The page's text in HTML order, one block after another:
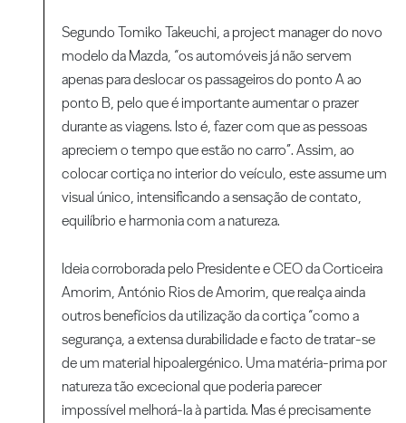
Segundo Tomiko Takeuchi, a project manager do novo
modelo da Mazda, “os automóveis já não servem
apenas para deslocar os passageiros do ponto A ao
ponto B, pelo que é importante aumentar o prazer
durante as viagens. Isto é, fazer com que as pessoas
apreciem o tempo que estão no carro”. Assim, ao
colocar cortiça no interior do veículo, este assume um
visual único, intensificando a sensação de contato,
equilíbrio e harmonia com a natureza.
Ideia corroborada pelo Presidente e CEO da Corticeira
Amorim, António Rios de Amorim, que realça ainda
outros benefícios da utilização da cortiça “como a
segurança, a extensa durabilidade e facto de tratar-se
de um material hipoalergénico. Uma matéria-prima por
natureza tão excecional que poderia parecer
impossível melhorá-la à partida. Mas é precisamente